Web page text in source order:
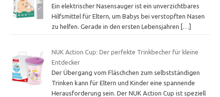
Ein elektrischer Nasensauger ist ein unverzichtbares
Hilfsmittel für Eltern, um Babys bei verstopften Nasen
zu helfen. Gerade in den ersten Lebensjahren
[…]
NUK Action Cup: Der perfekte Trinkbecher für kleine
Entdecker
Der Übergang vom Fläschchen zum selbstständigen
Trinken kann für Eltern und Kinder eine spannende
Herausforderung sein. Der NUK Action Cup ist speziell